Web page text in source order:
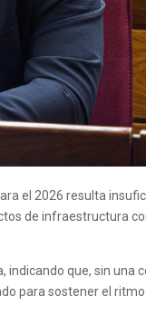
el 2026 resulta
de infraestructura
que, sin una
para sostener el